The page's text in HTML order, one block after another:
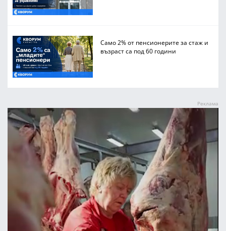
Само 2% от пенсионерите за стаж и
възраст са под 60 години